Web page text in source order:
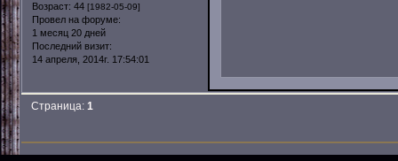
Возраст: 44 [1982-05-09]
Провел на форуме:
1 месяц 20 дней
Последний визит:
14 апреля, 2014г. 17:54:01
Страница:1